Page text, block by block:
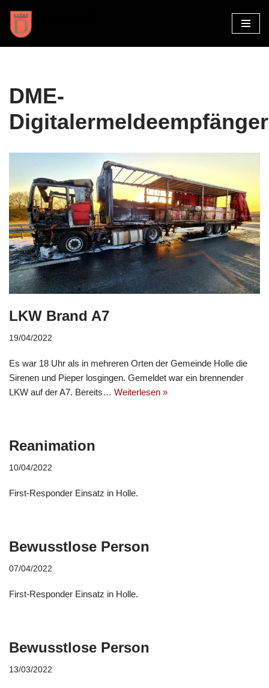
Zum
Inhalt
DME-
Digitalermeldeempfänger
LKW Brand A7
19/04/2022
Es war 18 Uhr als in mehreren Orten der Gemeinde Holle die
Sirenen und Pieper losgingen. Gemeldet war ein brennender
LKW auf der A7. Bereits… Weiterlesen »
Reanimation
10/04/2022
First-Responder Einsatz in Holle.
Bewusstlose Person
07/04/2022
First-Responder Einsatz in Holle.
Bewusstlose Person
13/03/2022